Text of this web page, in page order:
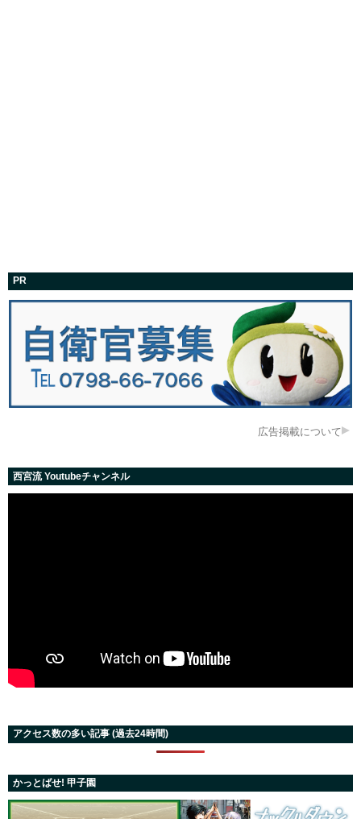
PR
広告掲載について
西宮流 Youtubeチャンネル
アクセス数の多い記事 (過去24時間)
かっとばせ! 甲子園